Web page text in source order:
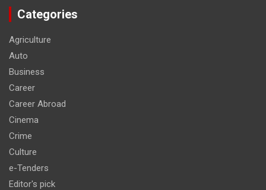
Categories
Agriculture
Auto
Business
Career
Career Abroad
Cinema
Crime
Culture
e-Tenders
Editor's pick